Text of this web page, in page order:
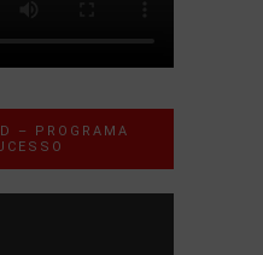
– PROGRAMA